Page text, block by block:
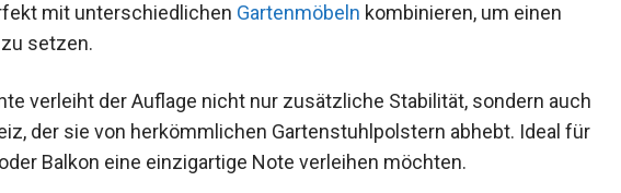
mit unterschiedlichen Gartenmöbeln kombinieren, um einen
setzen.
verleiht der Auflage nicht nur zusätzliche Stabilität, sondern auch
der sie von herkömmlichen Gartenstuhlpolstern abhebt. Ideal für
Balkon eine einzigartige Note verleihen möchten.